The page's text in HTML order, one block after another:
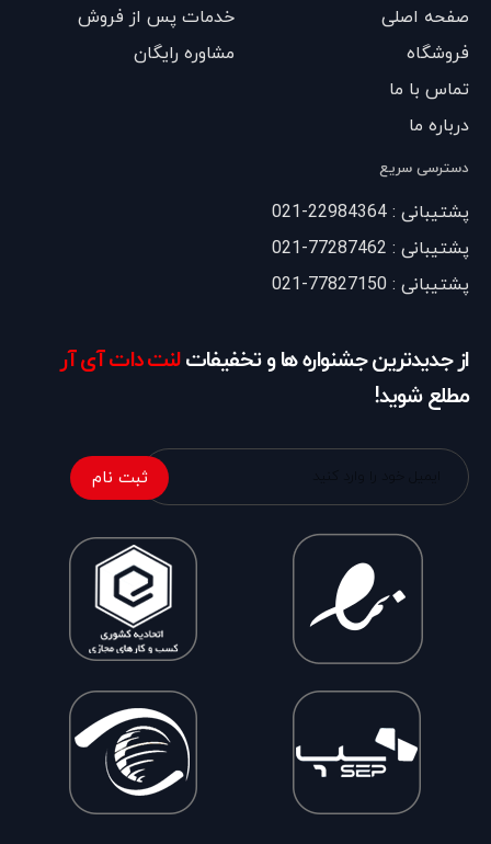
صفحه اصلی
فروشگاه
تماس با ما
درباره ما
خدمات پس از فروش
مشاوره رایگان
دسترسی سریع
پشتیبانی : 22984364-021
پشتیبانی : 77287462-021
پشتیبانی : 77827150-021
از جدیدترین جشنواره ها و تخفیفاتلنت دات آی آر
مطلع شوید!
ثبت نام